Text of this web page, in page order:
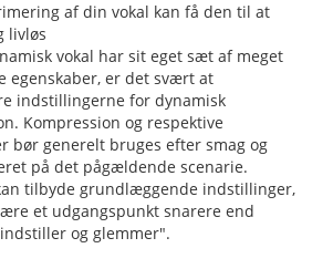
af din vokal kan få den til at
livløs
vokal har sit eget sæt af meget
egenskaber, er det svært at
indstillingerne for dynamisk
Kompression og respektive
bør generelt bruges efter smag og
på det pågældende scenarie.
tilbyde grundlæggende indstillinger,
et udgangspunkt snarere end
og glemmer".